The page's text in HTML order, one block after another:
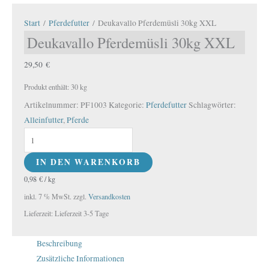
Start / Pferdefutter / Deukavallo Pferdemüsli 30kg XXL
Deukavallo Pferdemüsli 30kg XXL
29,50 €
Produkt enthält: 30kg
Artikelnummer: PF1003 Kategorie: PferdefutterSchlagwörter:
Alleinfutter,Pferde
IN DEN WARENKORB
0,98 €/kg
inkl. 7 % MwSt. zzgl. Versandkosten
Lieferzeit:Lieferzeit 3-5 Tage
Beschreibung
Zusätzliche Informationen